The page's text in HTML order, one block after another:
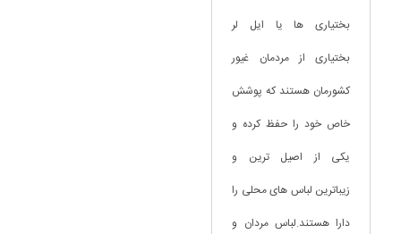
بختیاری ها یا ایل لر
بختیاری از مردمان غیور
کشورمان هستند که پوشش
خاص خود را حفظ کرده و
یکی از اصیل ترین و
زیباترین لباس های محلی را
دارا هستند.لباس مردان و